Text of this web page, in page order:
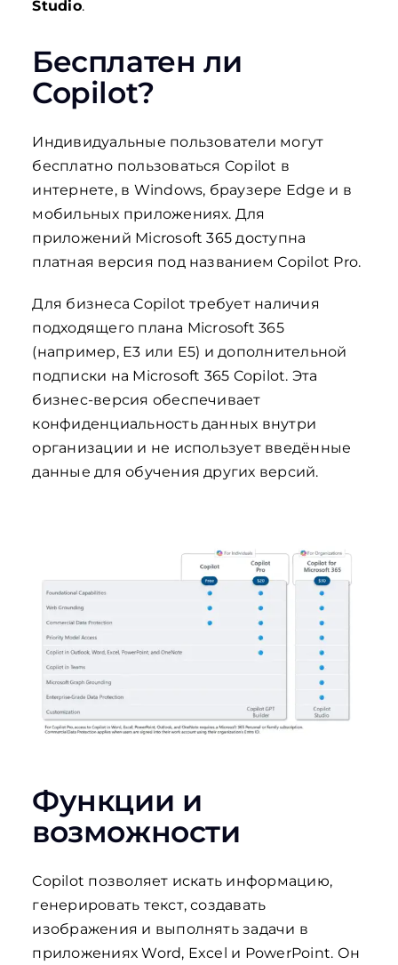
Studio.
Бесплатен ли
Copilot?
ChatGPT
said:
Индивидуальные пользователи могут
бесплатно пользоваться Copilot в
интернете, в Windows, браузере Edge и в
мобильных приложениях. Для
приложений Microsoft 365 доступна
платная версия под названием Copilot Pro.
Для бизнеса Copilot требует наличия
подходящего плана Microsoft 365
(например, E3 или E5) и дополнительной
подписки на Microsoft 365 Copilot. Эта
бизнес-версия обеспечивает
конфиденциальность данных внутри
организации и не использует введённые
данные для обучения других версий.
Функции и
возможности
Copilot позволяет искать информацию,
генерировать текст, создавать
изображения и выполнять задачи в
приложениях Word, Excel и PowerPoint. Он